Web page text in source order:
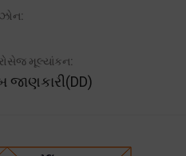
મૂલ્યાંકન:
જાણકારી(DD)